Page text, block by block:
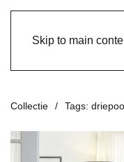
Skip to main
Collectie Tags: